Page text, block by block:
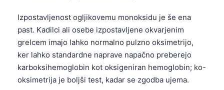
Izpostavljenost ogljikovemu monoksidu je še ena
past. Kadilci ali osebe izpostavljene okvarjenim
grelcem imajo lahko normalno pulzno oksimetrijo,
ker lahko standardne naprave napačno preberejo
karboksihemoglobin kot oksigeniran hemoglobin; ko-
oksimetrija je boljši test, kadar se zgodba ujema.
Polski
한국어
Magyar
Shqip
বাংলা